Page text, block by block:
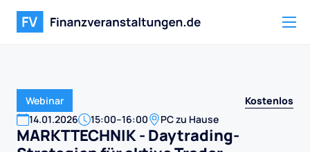
Webinar
Kostenlos
14.01.2026 15:00–16:00 PC zu Hause
MARKTTECHNIK - Daytrading-